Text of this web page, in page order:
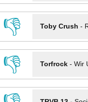
👎
Toby Crush -
👎
Torfrock- Wir